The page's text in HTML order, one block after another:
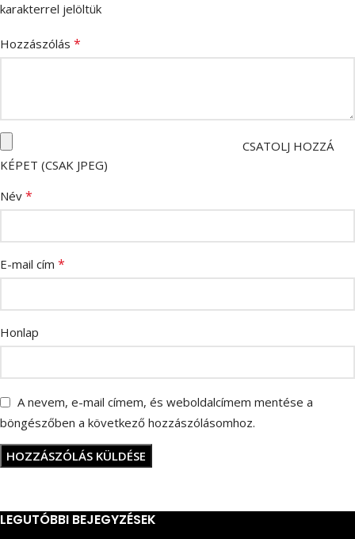
karakterrel jelöltük
Hozzászólás *
CSATOLJ HOZZÁ
KÉPET (CSAK JPEG)
Név *
E-mail cím *
Honlap
A nevem, e-mail címem, és weboldalcímem mentése a
böngészőben a következő hozzászólásomhoz.
LEGUTÓBBI BEJEGYZÉSEK